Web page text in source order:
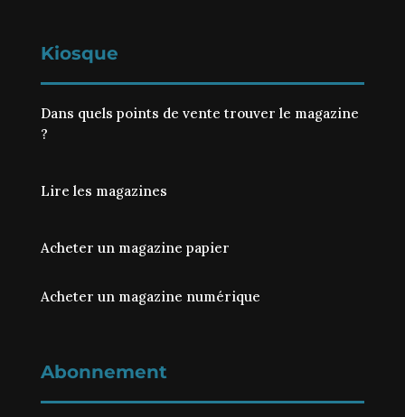
Kiosque
Dans quels points de vente trouver le magazine
?
Lire les magazines
Acheter un magazine papier
Acheter un magazine numérique
Abonnement